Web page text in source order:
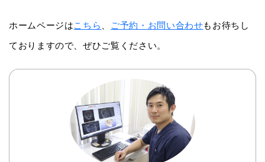
ホームページはこちら ご予約・お問い合わせもお待ちし
ておりますので、ぜひご覧ください。